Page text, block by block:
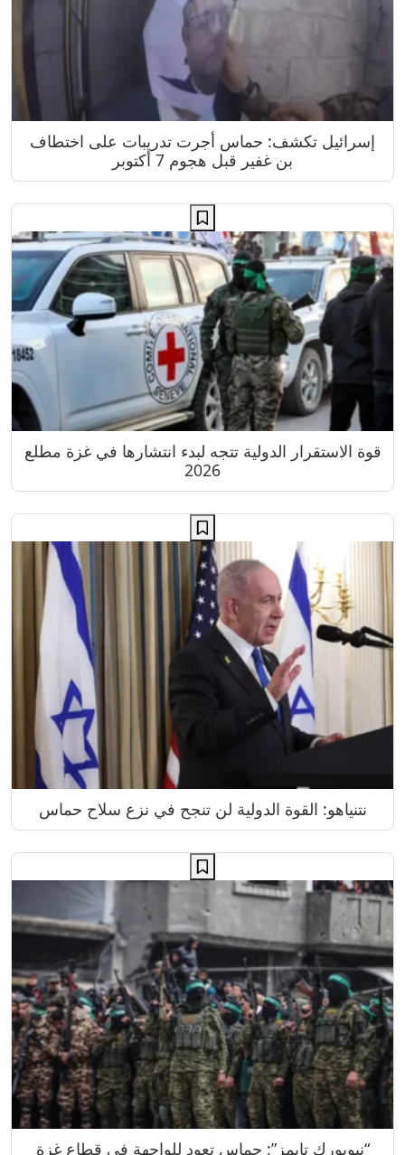
إسرائيل تكشف: حماس أجرت تدريبات على اختطاف
بن غفير قبل هجوم 7 أكتوبر
قوة الاستقرار الدولية تتجه لبدء انتشارها في غزة مطلع
2026
نتنياهو: القوة الدولية لن تنجح في نزع سلاح حماس
“نيويورك تايمز”: حماس تعود للواجهة في قطاع غزة